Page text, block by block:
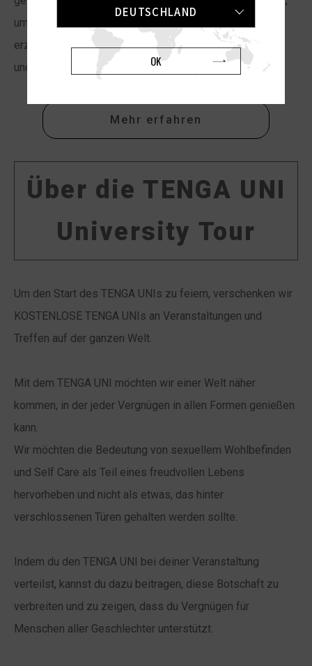
um eine Stimulation für das klitorale/labiale Spiel zu
erzeugen, oder sie wenden, um sie auf dem Penis auf-
und abzubewegen.
Mehr erfahren
Über die TENGA UNI
University Tour
Um den Start des TENGA UNIs zu feiern, verschenken wir
KOSTENLOSE TENGA UNIs an Veranstaltungen und
Treffen auf der ganzen Welt.
Mit dem TENGA UNI möchten wir einer Welt näher
kommen, in der jeder Vergnügen in allen Formen genießen
kann.
Wir möchten die Bedeutung von sexuellem Wohlbefinden
und Self Care als Teil eines freudvollen Lebens
hervorheben und nicht als etwas, das hinter
verschlossenen Türen gehalten werden sollte.
Indem du den TENGA UNI bei deiner Veranstaltung
verteilst, kannst du dazu beitragen, diese Botschaft zu
verbreiten und zu zeigen, dass du Vergnügen für
Menschen aller Geschlechter unterstützt.
DEUTSCHLAND
OK